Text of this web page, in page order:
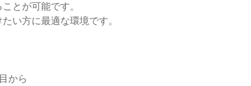
とが可能です。
い方に最適な環境です。
から